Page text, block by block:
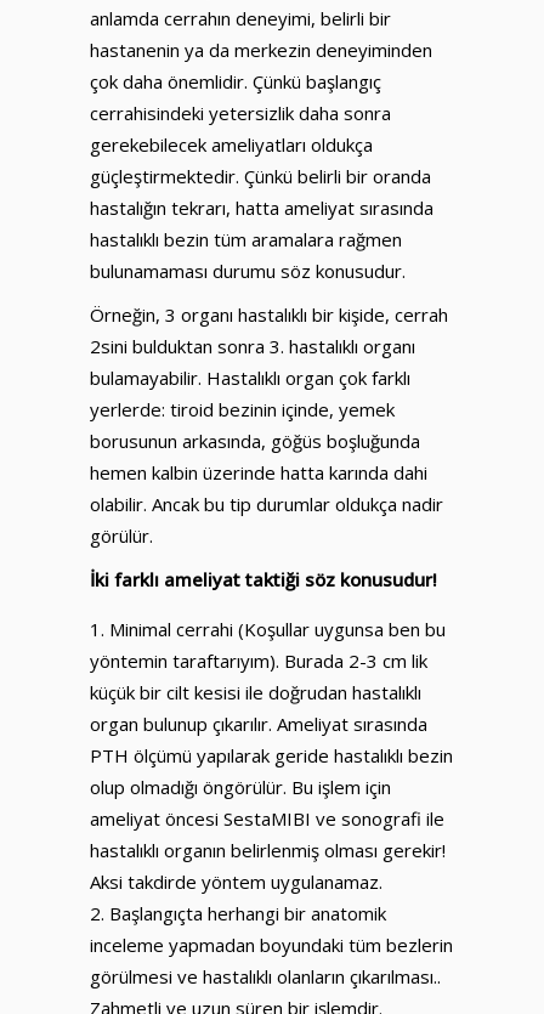
anlamda cerrahın deneyimi, belirli bir
hastanenin ya da merkezin deneyiminden
çok daha önemlidir. Çünkü başlangıç
cerrahisindeki yetersizlik daha sonra
gerekebilecek ameliyatları oldukça
güçleştirmektedir. Çünkü belirli bir oranda
hastalığın tekrarı, hatta ameliyat sırasında
hastalıklı bezin tüm aramalara rağmen
bulunamaması durumu söz konusudur.
Örneğin, 3 organı hastalıklı bir kişide, cerrah
2sini bulduktan sonra 3. hastalıklı organı
bulamayabilir. Hastalıklı organ çok farklı
yerlerde: tiroid bezinin içinde, yemek
borusunun arkasında, göğüs boşluğunda
hemen kalbin üzerinde hatta karında dahi
olabilir. Ancak bu tip durumlar oldukça nadir
görülür.
İki farklı ameliyat taktiği söz konusudur!
Minimal cerrahi (Koşullar uygunsa ben bu
yöntemin taraftarıyım). Burada 2-3 cm lik
küçük bir cilt kesisi ile doğrudan hastalıklı
organ bulunup çıkarılır. Ameliyat sırasında
PTH ölçümü yapılarak geride hastalıklı bezin
olup olmadığı öngörülür. Bu işlem için
ameliyat öncesi SestaMIBI ve sonografi ile
hastalıklı organın belirlenmiş olması gerekir!
Aksi takdirde yöntem uygulanamaz.
Başlangıçta herhangi bir anatomik
inceleme yapmadan boyundaki tüm bezlerin
görülmesi ve hastalıklı olanların çıkarılması..
Zahmetli ve uzun süren bir işlemdir.